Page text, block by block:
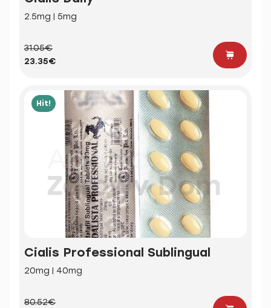
2.5mg | 5mg
31.05€
23.35€
Hit!
Cialis Professional Sublingual
20mg | 40mg
80.52€